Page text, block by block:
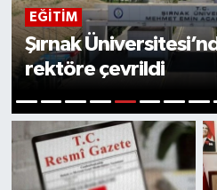
TEKNOLOJI
Başkan Bayraktar,
1 2 3 4 5 6 7 8